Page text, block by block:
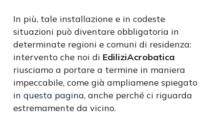
In più, tale installazione e in codeste
situazioni può diventare obbligatoria in
determinate regioni e comuni di residenza:
intervento che noi di EdiliziAcrobatica
riusciamo a portare a termine in maniera
impeccabile, come già ampliamene spiegato
in questa pagina, anche perché ci riguarda
estremamente da vicino.